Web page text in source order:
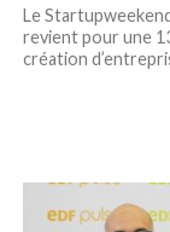
Le
revient pour une
création